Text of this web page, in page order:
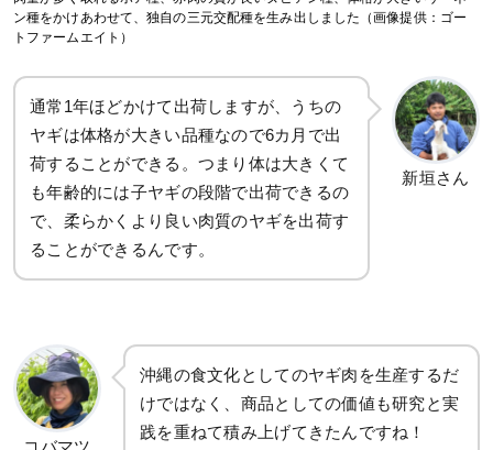
ン種をかけあわせて、独自の三元交配種を生み出しました（画像提供：ゴー
トファームエイト）
通常1年ほどかけて出荷しますが、うちの
ヤギは体格が大きい品種なので6カ月で出
荷することができる。つまり体は大きくて
も年齢的には子ヤギの段階で出荷できるの
で、柔らかくより良い肉質のヤギを出荷す
ることができるんです。
新垣さん
コバマツ
沖縄の食文化としてのヤギ肉を生産するだ
けではなく、商品としての価値も研究と実
践を重ねて積み上げてきたんですね！